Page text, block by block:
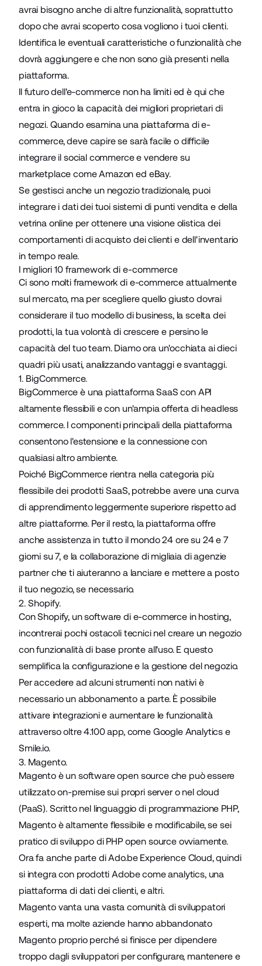
avrai bisogno anche di altre funzionalità, soprattutto
dopo che avrai scoperto cosa vogliono i tuoi clienti.
Identifica le eventuali caratteristiche o funzionalità che
dovrà aggiungere e che non sono già presenti nella
piattaforma.
Il futuro dell'e-commerce non ha limiti ed è qui che
entra in gioco la capacità dei migliori proprietari di
negozi. Quando esamina una piattaforma di e-
commerce, deve capire se sarà facile o difficile
integrare il social commercee vendere su
marketplace come Amazon ed eBay.
Se gestisci anche un negozio tradizionale, puoi
integrare i dati dei tuoi sistemi di punti vendita e della
vetrina online per ottenere una visione olistica dei
comportamenti di acquisto dei clienti e dell'inventario
in tempo reale.
I migliori 10 framework di e-commerce
Ci sono molti framework di e-commerce attualmente
sul mercato, ma per scegliere quello giusto dovrai
considerare il tuo modello di business, la scelta dei
prodotti, la tua volontà di crescere e persino le
capacità del tuo team. Diamo ora un'occhiata ai dieci
quadri più usati, analizzando vantaggi e svantaggi.
1. BigCommerce.
BigCommerce è una piattaforma SaaS con API
altamente flessibili e con un'ampia offerta di headless
commerce. I componenti principali della piattaforma
consentono l'estensione e la connessione con
qualsiasi altro ambiente.
Poiché BigCommerce rientra nella categoria più
flessibile dei prodotti SaaS, potrebbe avere una curva
di apprendimento leggermente superiore rispetto ad
altre piattaforme. Per il resto, la piattaforma offre
anche assistenza in tutto il mondo 24 ore su 24 e 7
giorni su 7, e la collaborazione di migliaia di agenzie
partner che ti aiuteranno a lanciare e mettere a posto
il tuo negozio, se necessario.
2. Shopify.
ConShopify, un software di e-commerce in hosting,
incontrerai pochi ostacoli tecnici nel creare un negozio
con funzionalità di base pronte all'uso. E questo
semplifica la configurazione e la gestione del negozio.
Per accedere ad alcuni strumenti non nativi è
necessario un abbonamento a parte. È possibile
attivare integrazioni e aumentare le funzionalità
attraverso oltre 4.100 app, come Google Analytics e
Smile.io.
3. Magento.
Magentoè un software open source che può essere
utilizzato on-premise sui propri server o nel cloud
(PaaS). Scritto nel linguaggio di programmazione PHP,
Magento è altamente flessibile e modificabile, se sei
pratico di sviluppo di PHP open source ovviamente.
Ora fa anche parte di Ado.be Experience Cloud, quindi
si integra con prodotti Adobe come analytics, una
piattaforma di dati dei clienti, e altri.
Magento vanta una vasta comunità di sviluppatori
esperti, ma molte aziende hanno abbandonato
Magento proprio perché si finisce per dipendere
troppo dagli sviluppatori per configurare, mantenere e